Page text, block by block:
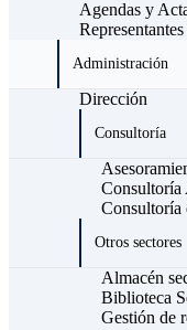
Agendas y
Administración
Dirección
Consultoría
Consultoría
Consultoría
Otros sectores
Almacén
Biblioteca
Gestión de